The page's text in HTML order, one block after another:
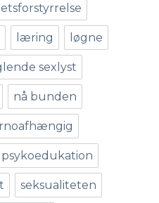
læring løgne
sexlyst
nå bunden
psykoedukation
seksualiteten